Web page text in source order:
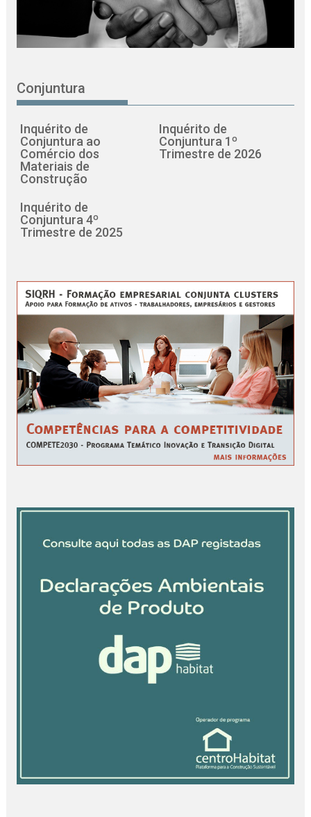
Conjuntura
Inquérito de
Conjuntura ao
Comércio dos
Materiais de
Construção
Inquérito de
Conjuntura 1º
Trimestre de 2026
Inquérito de
Conjuntura 4º
Trimestre de 2025